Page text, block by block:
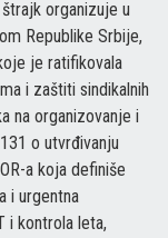
organizuje u
Republike Srbije,
je ratifikovala
i zaštiti sindikalnih
na organizovanje i
o utvrđivanju
a koja definiše
i urgentna
i kontrola leta,